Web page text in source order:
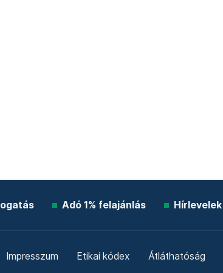
Adó 1% felajánlás Hírlevelek
Impresszum Etikai kódex Átláthatóság